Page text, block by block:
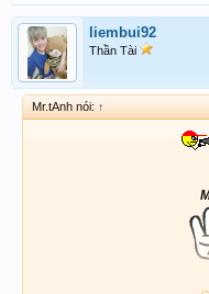
liembui92
Thần Tài
Mr.tAnh nói: ↑